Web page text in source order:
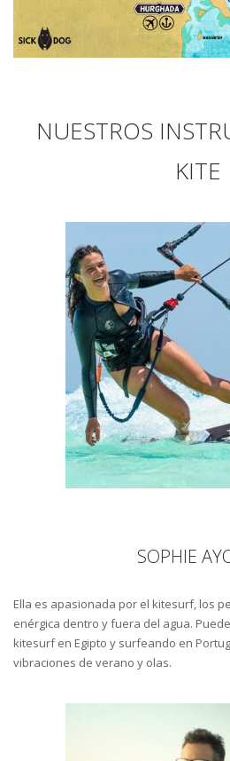
NUESTROS
KITE
SOPHIE
Ella es apasionada por el kitesurf, los
enérgica dentro y fuera del agua.
kitesurf en Egipto y surfeando en
vibraciones de verano y olas.